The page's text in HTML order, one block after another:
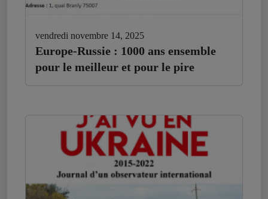
vendredi novembre 14, 2025
Europe-Russie : 1000 ans ensemble
pour le meilleur et pour le pire